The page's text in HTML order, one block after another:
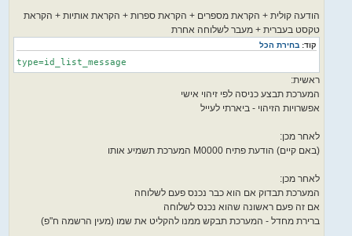
הודעה קולית + הקראת מספרים + הקראת ספרות + הקראת אותיות + הקראת
טקסט בעברית + מעבר לשלוחה אחרת
קוד: בחירת הכל
type=id_list_message
ראשית:
המערכת תבצע כניסה לפי זיהוי אישי
אפשרויות הזיהוי - ביארתי לעייל
לאחר מכן:
(באם קיים) הודעת פתיח M0000 המערכת תשמיע אותו
לאחר מכן:
המערכת תבדוק אם הוא כבר נכנס פעם לשלוחה
אם זה פעם ראשונה שהוא נכנס לשלוחה
ברירת מחדל - המערכת תבקש ממנו להקליט את שמו (מעין הרשמה ח"פ)